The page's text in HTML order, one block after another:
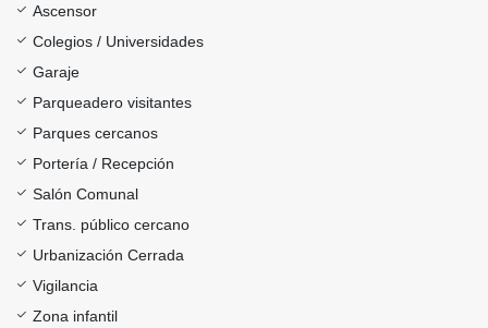
Ascensor
Colegios / Universidades
Garaje
Parqueadero visitantes
Parques cercanos
Portería / Recepción
Salón Comunal
Trans. público cercano
Urbanización Cerrada
Vigilancia
Zona infantil